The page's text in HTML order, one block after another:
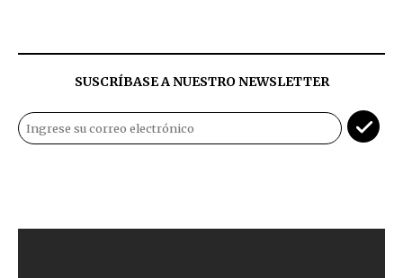
SUSCRÍBASE A NUESTRO NEWSLETTER